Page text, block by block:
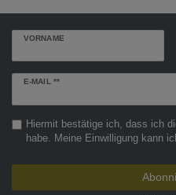
VORNAME
E-MAIL **
Newsletter
Hiermit bestätige ich, dass ich
habe. Meine Einwilligung kann